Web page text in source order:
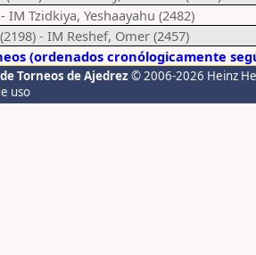
IM Tzidkiya, Yeshaayahu (2482)
- IM Reshef, Omer (2457)
(ordenados cronólogicamente
Torneos de Ajedrez © 2006-2026 Heinz
uso